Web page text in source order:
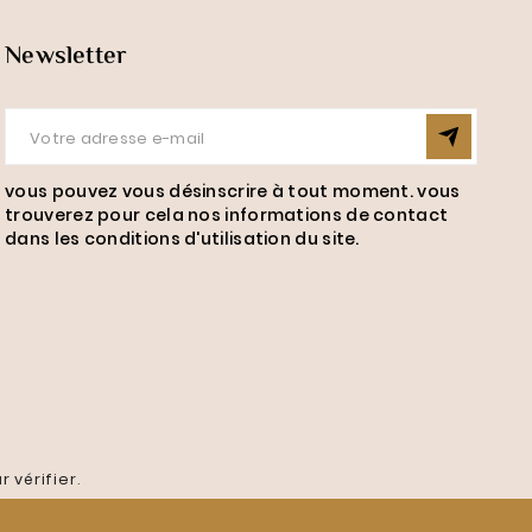
Newsletter
vous pouvez vous désinscrire à tout moment. vous
trouverez pour cela nos informations de contact
dans les conditions d'utilisation du site.
vérifier.